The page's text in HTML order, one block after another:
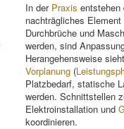
In der Praxis entstehen
nachträgliches
Durchbrüche und
werden, sind
Herangehensweise
Vorplanung (
Platzbedarf, statische
werden. Schnittstellen
Elektroinstallation und
koordinieren.